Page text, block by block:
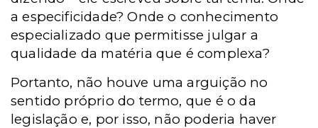
a especificidade? Onde o conhecimento
especializado que permitisse julgar a
qualidade da matéria que é complexa?
Portanto, não houve uma arguição no
sentido próprio do termo, que é o da
legislação e, por isso, não poderia haver